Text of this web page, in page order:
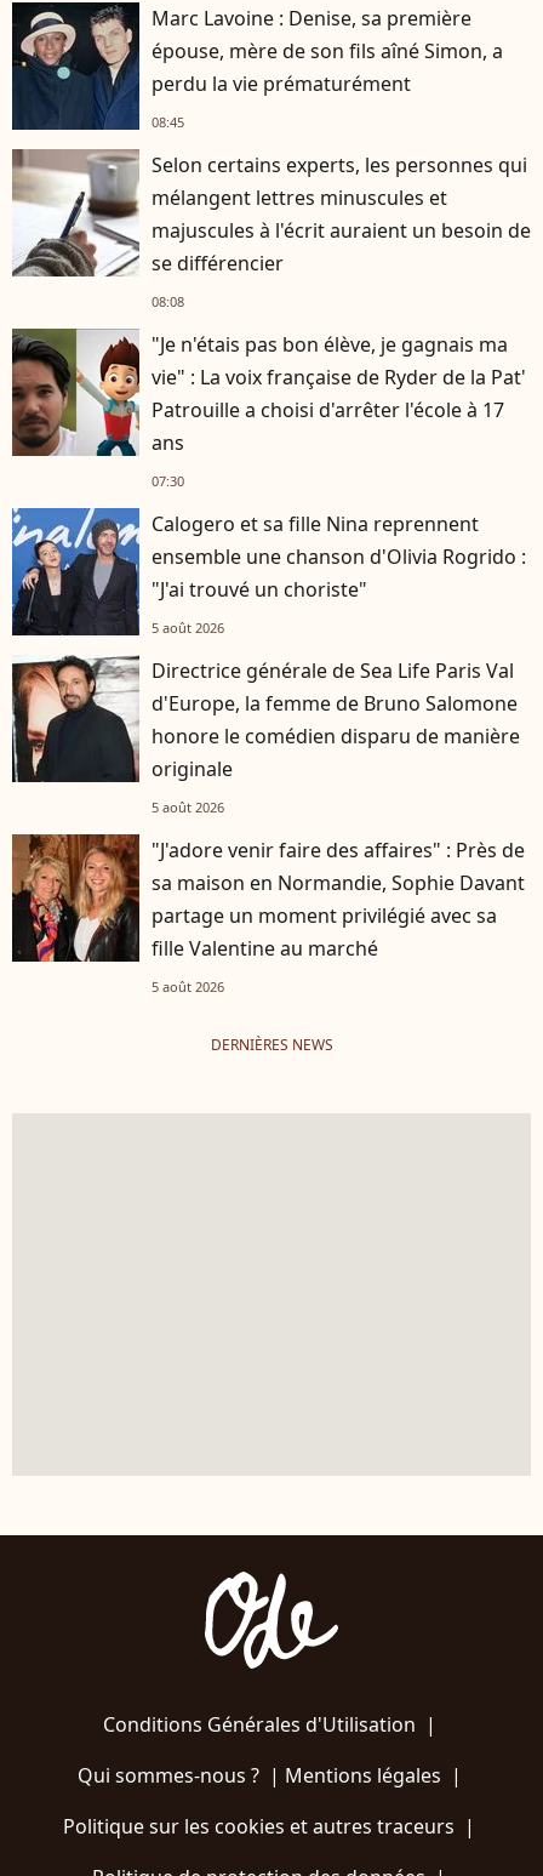
Marc Lavoine : Denise, sa première
épouse, mère de son fils aîné Simon, a
perdu la vie prématurément
08:45
Selon certains experts, les personnes qui
mélangent lettres minuscules et
majuscules à l'écrit auraient un besoin de
se différencier
08:08
"Je n'étais pas bon élève, je gagnais ma
vie" : La voix française de Ryder de la Pat'
Patrouille a choisi d'arrêter l'école à 17
ans
07:30
Calogero et sa fille Nina reprennent
ensemble une chanson d'Olivia Rogrido :
"J'ai trouvé un choriste"
5 août 2026
Directrice générale de Sea Life Paris Val
d'Europe, la femme de Bruno Salomone
honore le comédien disparu de manière
originale
5 août 2026
"J'adore venir faire des affaires" : Près de
sa maison en Normandie, Sophie Davant
partage un moment privilégié avec sa
fille Valentine au marché
5 août 2026
DERNIÈRES NEWS
Conditions Générales d'Utilisation |
Qui sommes-nous ?| Mentions légales |
Politique sur les cookies et autres traceurs |